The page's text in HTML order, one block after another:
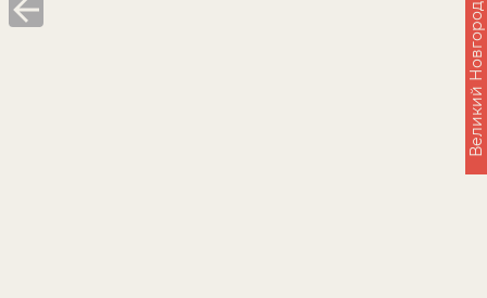
Великий Новгород